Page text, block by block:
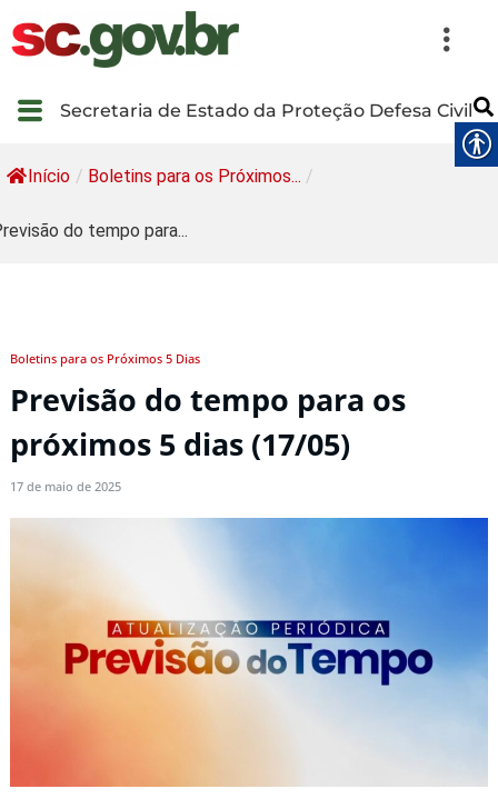
Secretaria de Estado da Proteção Defesa Civil
Início / Boletins para os Próximos... /
do tempo para...
Boletins para os Próximos 5 Dias
Previsão do tempo para os
próximos 5 dias (17/05)
17 de maio de 2025